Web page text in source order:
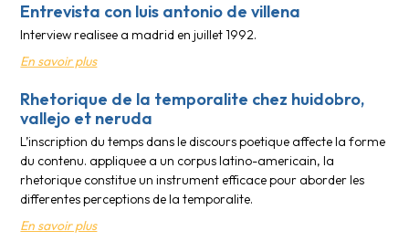
Entrevista con luis antonio de villena
Interview realisee a madrid en juillet 1992.
En savoir plus
Rhetorique de la temporalite chez huidobro,
vallejo et neruda
L’inscription du temps dans le discours poetique affecte la forme
du contenu. appliquee a un corpus latino-americain, la
rhetorique constitue un instrument efficace pour aborder les
differentes perceptions de la temporalite.
En savoir plus